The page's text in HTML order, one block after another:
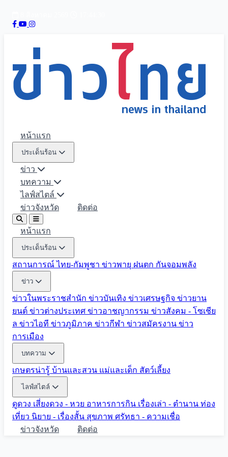
หน้าแรก
ประเด็นร้อน
ข่าว
บทความ
ไลฟ์สไตล์
ข่าวจังหวัด
ติดต่อ
หน้าแรก
ประเด็นร้อน
สถานการณ์ ไทย-กัมพูชา ข่าวพายุ ฝนตก กันจอมพลัง
ข่าว
ข่าวในพระราชสำนัก ข่าวบันเทิง ข่าวเศรษฐกิจ ข่าวยาน
ยนต์ ข่าวต่างประเทศ ข่าวอาชญากรรม ข่าวสังคม - โซเชีย
ล ข่าวไอที ข่าวภูมิภาค ข่าวกีฬา ข่าวสมัครงาน ข่าว
การเมือง
บทความ
เกษตรน่ารู้ บ้านและสวน แม่และเด็ก สัตว์เลี้ยง
ไลฟ์สไตล์
ดูดวง เสี่ยงดวง - หวย อาหารการกิน เรื่องเล่า - ตำนาน ท่อง
เที่ยว นิยาย - เรื่องสั้น สุขภาพ ศรัทธา - ความเชื่อ
ข่าวจังหวัด
ติดต่อ